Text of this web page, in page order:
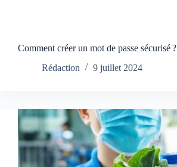
Comment créer un mot de passe sécurisé ?
Rédaction
9 juillet 2024